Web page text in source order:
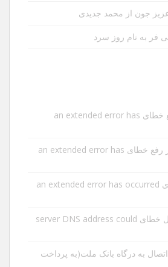
جون از محمد جدیدی
فر به نام روز سرد
رفع خطای an extended error has
رفع خطای an extended error has
رفع خطای an extended error has occurred
راه حل خطای server DNS address could
به درگاه بانک ملت(به پرداخت